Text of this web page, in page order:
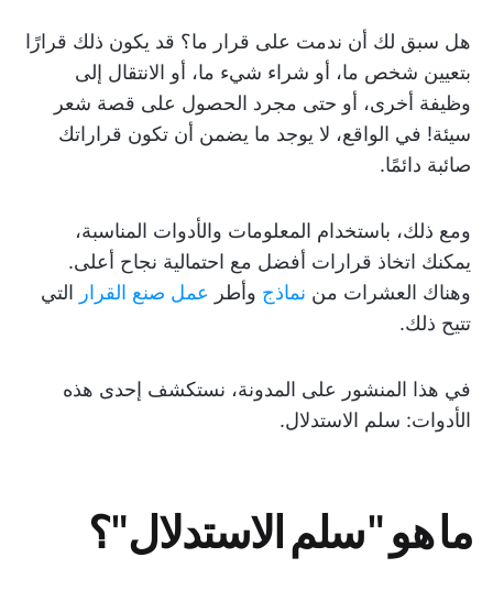
هل سبق لك أن ندمت على قرار ما؟ قد يكون ذلك قرارًا
بتعيين شخص ما، أو شراء شيء ما، أو الانتقال إلى
وظيفة أخرى، أو حتى مجرد الحصول على قصة شعر
سيئة! في الواقع، لا يوجد ما يضمن أن تكون قراراتك
صائبة دائمًا.
ومع ذلك، باستخدام المعلومات والأدوات المناسبة،
يمكنك اتخاذ قرارات أفضل مع احتمالية نجاح أعلى.
وهناك العشرات من نماذج وأطر عمل صنع القرار التي
تتيح ذلك.
في هذا المنشور على المدونة، نستكشف إحدى هذه
الأدوات: سلم الاستدلال.
ما هو "سلم الاستدلال"؟